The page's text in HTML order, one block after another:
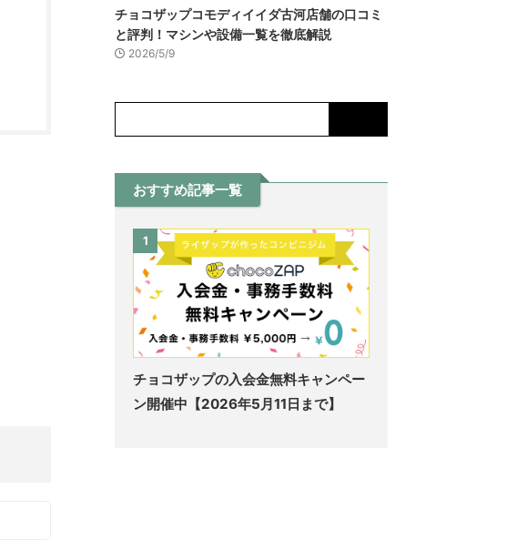
チョコザップコモディイイダ古河店舗の口コミ
と評判！マシンや設備一覧を徹底解説
2026/5/9
おすすめ記事一覧
1
チョコザップの入会金無料キャンペー
ン開催中【2026年5月11日まで】